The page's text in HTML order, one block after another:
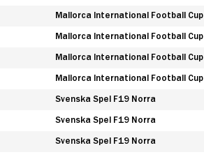
Mallorca International Football Cup
Mallorca International Football Cup
Mallorca International Football Cup
Mallorca International Football Cup
Svenska Spel F19 Norra
Svenska Spel F19 Norra
Svenska Spel F19 Norra